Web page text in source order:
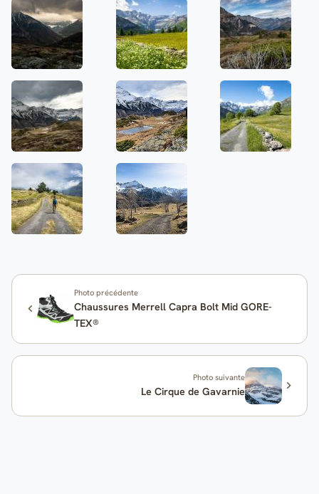
Photo précédente
Chaussures Merrell Capra Bolt Mid GORE-
TEX®
Photo suivante
Le Cirque de Gavarnie